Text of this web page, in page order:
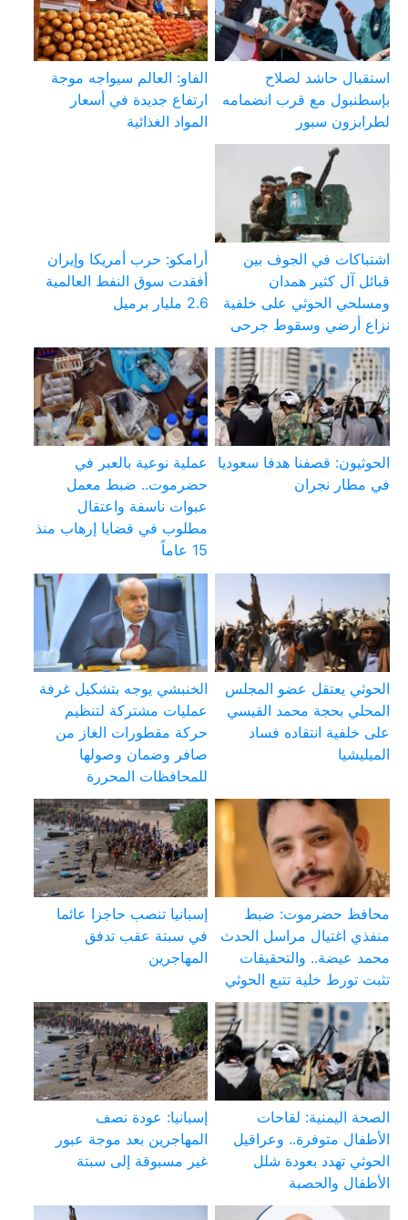
استقبال حاشد لصلاح
بإسطنبول مع قرب انضمامه
لطرابزون سبور
الفاو: العالم سيواجه موجة
ارتفاع جديدة في أسعار
المواد الغذائية
اشتباكات في الجوف بين
قبائل آل كثير همدان
ومسلحي الحوثي على خلفية
نزاع أرضي وسقوط جرحى
أرامكو: حرب أمريكا وإيران
أفقدت سوق النفط العالمية
2.6 مليار برميل
الحوثيون: قصفنا هدفا سعوديا
في مطار نجران
عملية نوعية بالعبر في
حضرموت.. ضبط معمل
عبوات ناسفة واعتقال
مطلوب في قضايا إرهاب منذ
15 عاماً
الحوثي يعتقل عضو المجلس
المحلي بحجة محمد القيسي
على خلفية انتقاده فساد
الميليشيا
الخنبشي يوجه بتشكيل غرفة
عمليات مشتركة لتنظيم
حركة مقطورات الغاز من
صافر وضمان وصولها
للمحافظات المحررة
محافظ حضرموت: ضبط
منفذي اغتيال مراسل الحدث
محمد عيضة.. والتحقيقات
تثبت تورط خلية تتبع الحوثي
إسبانيا تنصب حاجزا عائما
في سبتة عقب تدفق
المهاجرين
الصحة اليمنية: لقاحات
الأطفال متوفرة.. وعراقيل
الحوثي تهدد بعودة شلل
الأطفال والحصبة
إسبانيا: عودة نصف
المهاجرين بعد موجة عبور
غير مسبوقة إلى سبتة